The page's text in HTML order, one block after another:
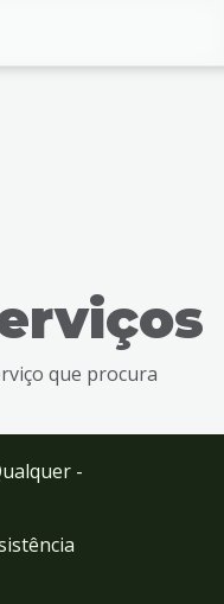
que procura
-